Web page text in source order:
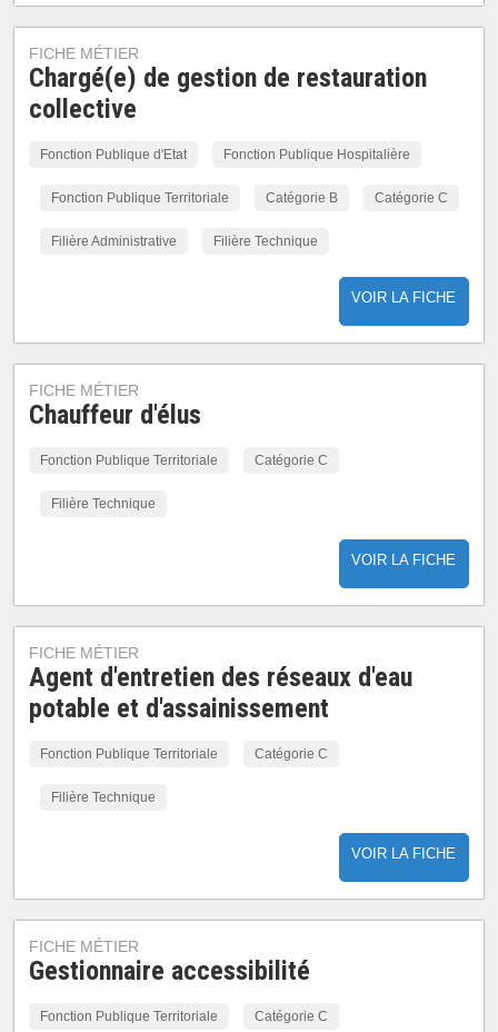
FICHE MÉTIER
Chargé(e) de gestion de restauration
collective
Fonction Publique d'Etat Fonction Publique Hospitalière
Fonction Publique Territoriale Catégorie B Catégorie C
Filière Administrative Filière Technique
VOIR LA FICHE
FICHE MÉTIER
Chauffeur d'élus
Fonction Publique Territoriale Catégorie C
Filière Technique
VOIR LA FICHE
FICHE MÉTIER
Agent d'entretien des réseaux d'eau
potable et d'assainissement
Fonction Publique Territoriale Catégorie C
Filière Technique
VOIR LA FICHE
FICHE MÉTIER
Gestionnaire accessibilité
Fonction Publique Territoriale Catégorie C